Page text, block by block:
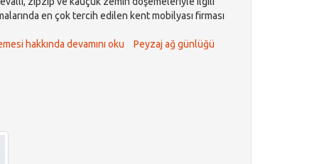
en çok tercih edilen kent mobilyası firması
hakkında devamını oku
Peyzaj ağ günlüğü